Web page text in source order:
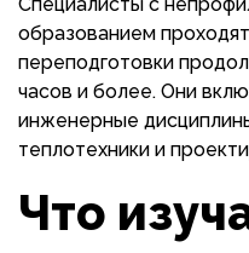
образованием
переподготовки
часов и более. Они
инженерные
теплотехники и
Что